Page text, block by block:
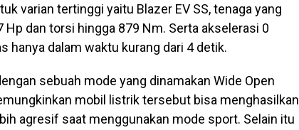
varian tertinggi yaitu Blazer EV SS, tenaga yang
dan torsi hingga 879 Nm. Serta akselerasi 0
hanya dalam waktu kurang dari 4 detik.
sebuah mode yang dinamakan Wide Open
mobil listrik tersebut bisa menghasilkan
agresif saat menggunakan mode sport. Selain itu